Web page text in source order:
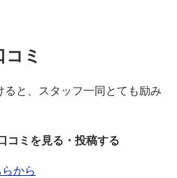
コミ
ると、スタッフ一同とても励み
コミを見る・投稿する
から